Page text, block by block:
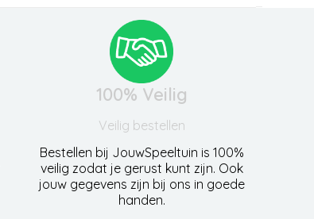
100% Veilig
Veilig bestellen
Bestellen bij JouwSpeeltuin is 100%
veilig zodat je gerust kunt zijn. Ook
jouw gegevens zijn bij ons in goede
handen.